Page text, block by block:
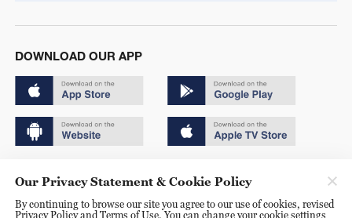
DOWNLOAD OUR APP
京ICP备20000184号
Our Privacy Statement & Cookie Policy
By continuing to browse our site you agree to our use of cookies, revised
Privacy Policy and Terms of Use. You can change your cookie settings